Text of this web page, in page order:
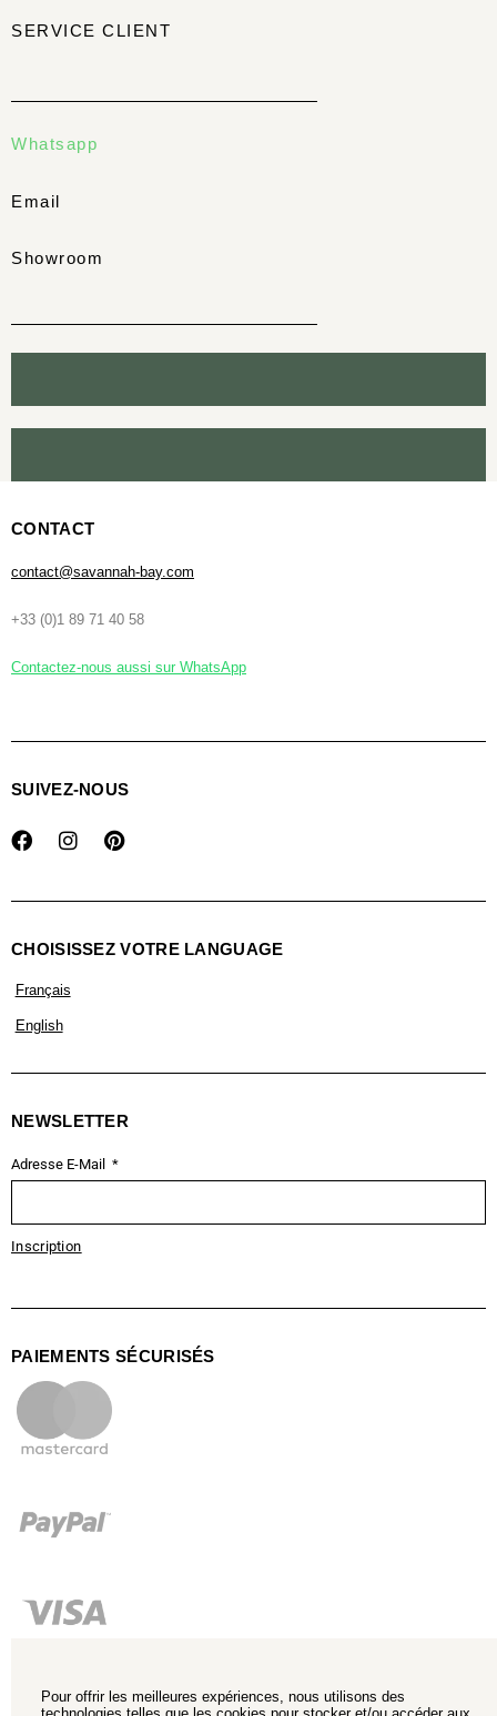
SERVICE CLIENT
Whatsapp
Email
Showroom
CONTACT
contact@savannah-bay.com
+33 (0)1 89 71 40 58
Contactez-nous aussi sur WhatsApp
SUIVEZ-NOUS
CHOISISSEZ VOTRE LANGUAGE
Français
English
NEWSLETTER
Adresse E-Mail
Inscription
PAIEMENTS SÉCURISÉS
Pour offrir les meilleures expériences, nous utilisons des